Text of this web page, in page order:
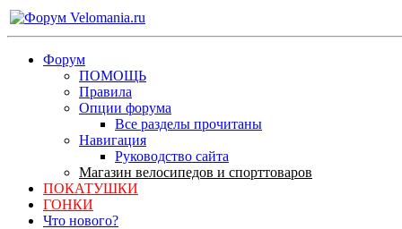
Форум
ПОМОЩЬ
Правила
Опции форума
Все разделы прочитаны
Навигация
Руководство сайта
Магазин велосипедов и спорттоваров
ПОКАТУШКИ
ГОНКИ
Что нового?